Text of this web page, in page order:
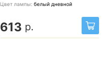
Цвет лампы: белый дневной
613 р.